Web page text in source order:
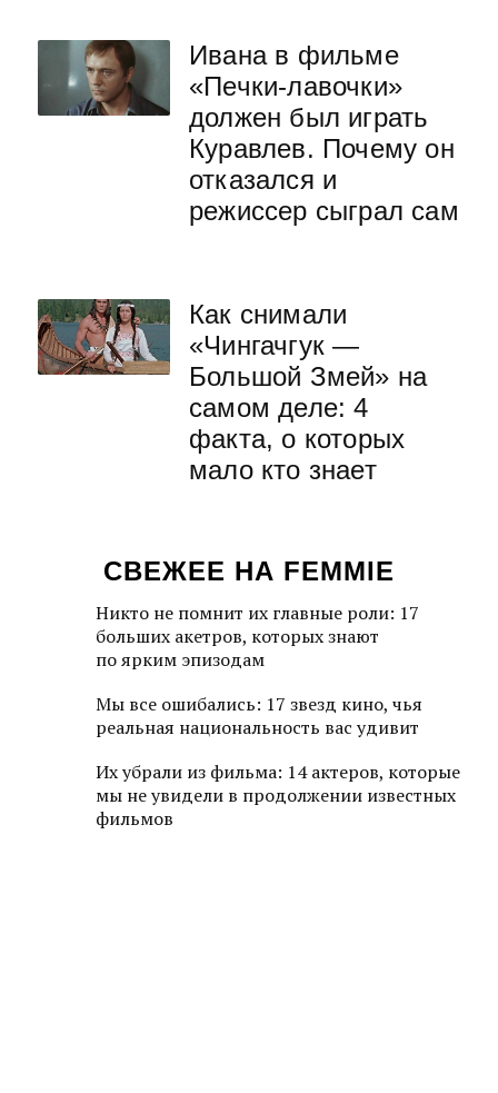
Ивана в фильме
«Печки-лавочки»
должен был играть
Куравлев. Почему он
отказался и
режиссер сыграл сам
Как снимали
«Чингачгук —
Большой Змей» на
самом деле: 4
факта, о которых
мало кто знает
СВЕЖЕЕ НА FEMMIE
Никто не помнит их главные роли: 17
больших акетров, которых знают
по ярким эпизодам
Мы все ошибались: 17 звезд кино, чья
реальная национальность вас удивит
Их убрали из фильма: 14 актеров, которые
мы не увидели в продолжении известных
фильмов